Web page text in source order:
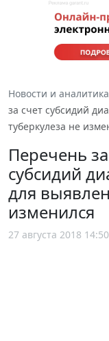
Новости и аналитика
за счет субсидий
туберкулеза не
Перечень
субсидий
для
изменился
27 августа 2018 14:50